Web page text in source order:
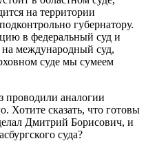
на территории
губернатору.
в федеральный суд и
на международный суд,
суде мы сумеем
проводили аналогии
Хотите сказать, что готовы
Дмитрий Борисович, и
суда?